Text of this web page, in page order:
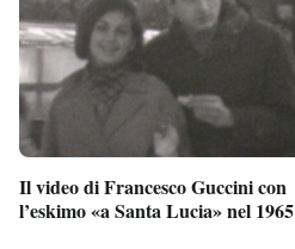
Il video di Francesco Guccini con
l’eskimo «a Santa Lucia» nel 1965